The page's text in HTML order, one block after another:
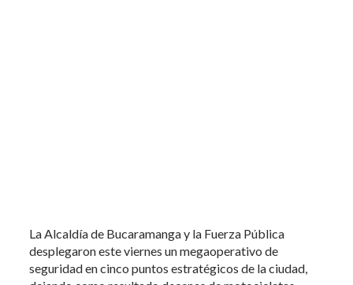
La Alcaldía de Bucaramanga y la Fuerza Pública
desplegaron este viernes un megaoperativo de
seguridad en cinco puntos estratégicos de la ciudad,